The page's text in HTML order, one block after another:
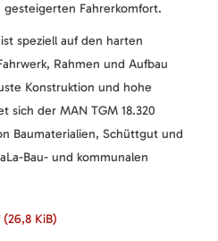
Fahrerkomfort.
ist speziell auf den harten
Rahmen und Aufbau
Konstruktion und hohe
sich der MAN TGM 18.320
Baumaterialien, Schüttgut und
Bau- und kommunalen
(26,8 KiB)